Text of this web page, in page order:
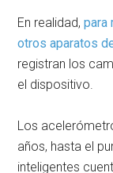
En realidad,para
otros aparatos
registran los
el dispositivo.
Los
años, hasta el
inteligentes